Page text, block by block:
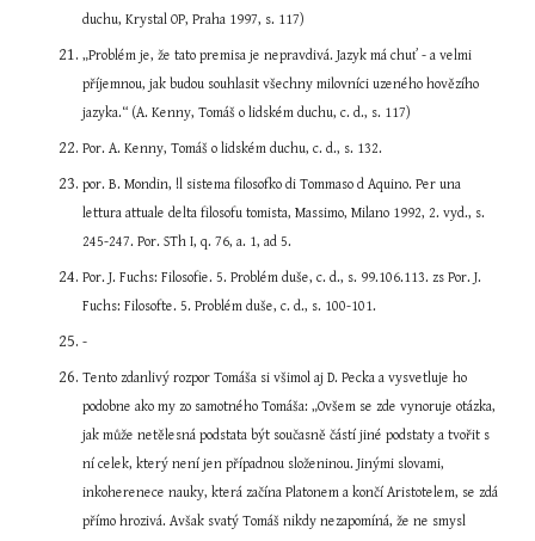
duchu, Krystal OP, Praha 1997, s. 117)
„Problém je, že tato premisa je nepravdivá. Jazyk má chuť - a velmi
příjemnou, jak budou souhlasit všechny milovníci uzeného hovězího
jazyka.“ (A. Kenny, Tomáš o lidském duchu, c. d., s. 117)
Por. A. Kenny, Tomáš o lidském duchu, c. d., s. 132.
por. B. Mondin, !l sistema filosofko di Tommaso d Aquino. Per una
lettura attuale delta filosofu tomista, Massimo, Milano 1992, 2. vyd., s.
245-247. Por. STh I, q. 76, a. 1, ad 5.
Por. J. Fuchs: Filosofie. 5. Problém duše, c. d., s. 99.106.113. zs Por. J.
Fuchs: Filosofte. 5. Problém duše, c. d., s. 100-101.
-
Tento zdanlivý rozpor Tomáša si všimol aj D. Pecka a vysvetluje ho
podobne ako my zo samotného Tomáša: „Ovšem se zde vynoruje otázka,
jak může netělesná podstata být současně částí jiné podstaty a tvořit s
ní celek, který není jen případnou složeninou. Jinými slovami,
inkoherenece nauky, která začína Platonem a končí Aristotelem, se zdá
přímo hrozivá. Avšak svatý Tomáš nikdy nezapomíná, že ne smysl